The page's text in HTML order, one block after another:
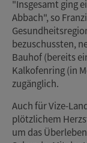
"Insgesamt ging
Abbach", so
bezuschussten,
Bauhof (bereits
Kalkofenring (in
zugänglich.
Auch für Vize-
plötzlichem
um das